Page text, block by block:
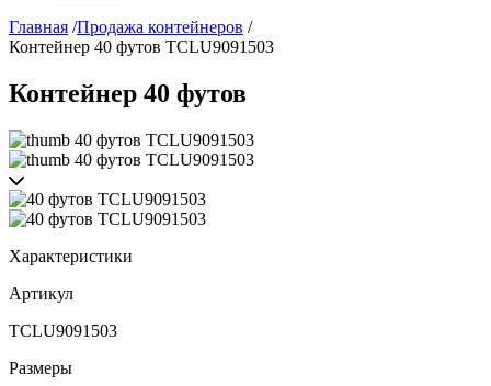
Главная /Продажа контейнеров /
Контейнер 40 футов TCLU9091503
Контейнер 40 футов
Характеристики
Артикул
TCLU9091503
Размеры